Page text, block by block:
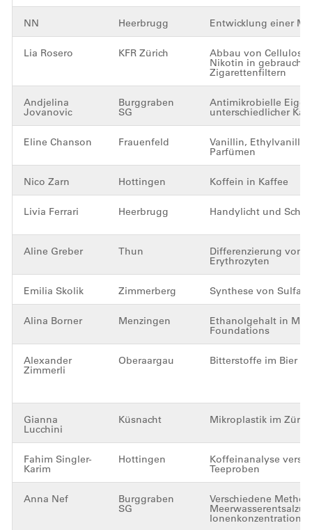
NN Heerbrugg Entwicklung einer
Lia Rosero KFR Zürich Abbau von
Nikotin in
Zigarettenfiltern
Andjelina
Jovanovic
Burggraben
SG
Antimikrobielle
unterschiedlicher
Eline Chanson Frauenfeld Vanillin,
Parfümen
Nico Zarn Hottingen Koffein in Kaffee
Livia Ferrari Heerbrugg Handylicht und
Aline Greber Thun Differenzierung von
Erythrozyten
Emilia Skolik Zimmerberg Synthese von
Alina Borner Menzingen Ethanolgehalt in
Foundations
Alexander
Zimmerli
Oberaargau Bitterstoffe im Bier
Gianna
Lucchini
Küsnacht Mikroplastik im
Fahim Singler-
Karim
Hottingen Koffeinanalyse
Teeproben
Anna Nef Burggraben
SG
Verschiedene
Ionenkonzentration